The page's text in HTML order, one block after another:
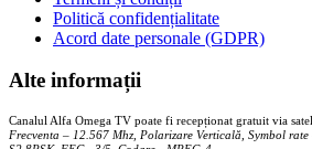
Politică confidențialitate
Acord date personale (GDPR)
Alte informații
Canalul Alfa Omega TV poate fi recepționat gratuit via
Frecventa – 12.567 Mhz, Polarizare Verticală, Symbol